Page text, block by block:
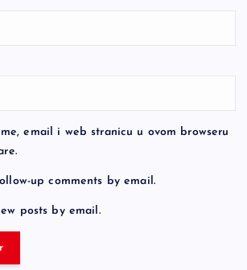
email i web stranicu u ovom browseru
up comments by email.
posts by email.